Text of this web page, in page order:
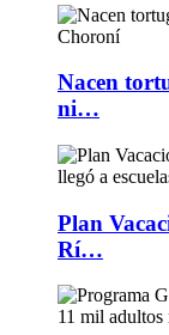
Nacen
ni…
Plan
Rí…